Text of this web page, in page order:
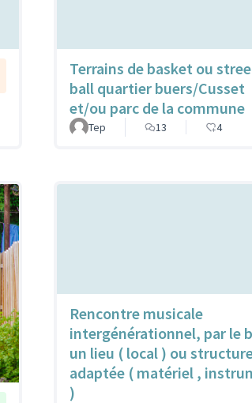
Terrains de basket ou
ball quartier buers/Cusset
et/ou parc de la commune
Tep 13 4
Rencontre musicale
intergénérationnel, par le
un lieu ( local ) ou
adaptée ( matériel ,
)